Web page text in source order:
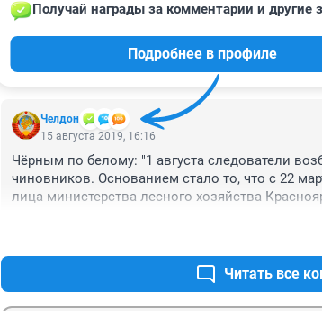
15 августа 2019, 23:17
...еловым усачом
лучше бы с воротниковым усачом боролись
Челдон
Получай награды за комментарии и другие
Подробнее в профиле
15 августа 2019, 16:16
Чёрным по белому: "1 августа следователи
чиновников. Основанием стало то, что с 22
лица министерства лесного хозяйства
Читать все